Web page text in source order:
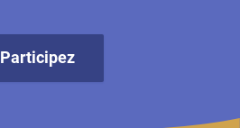
Participez